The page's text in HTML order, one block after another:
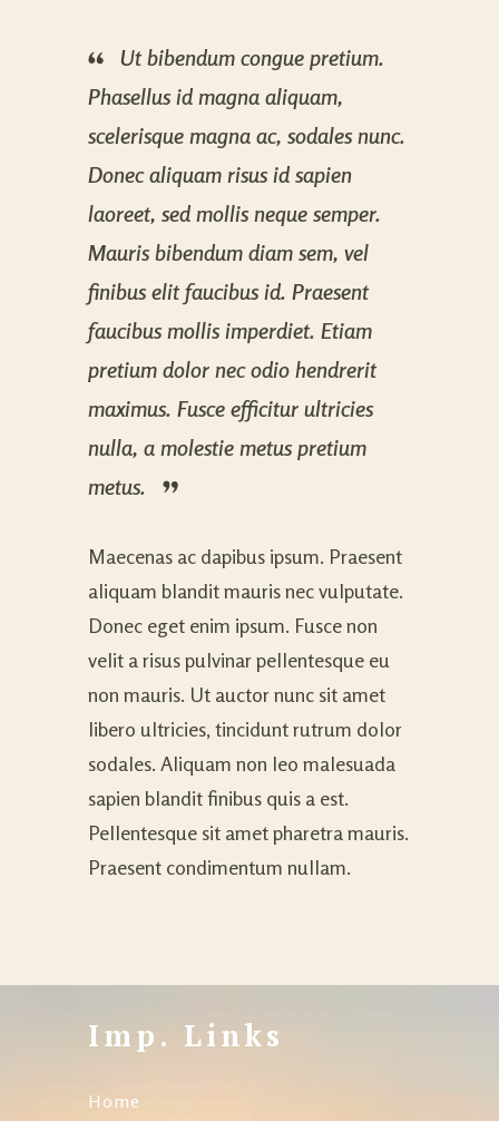
Ut bibendum congue pretium.
Phasellus id magna aliquam,
scelerisque magna ac, sodales nunc.
Donec aliquam risus id sapien
laoreet, sed mollis neque semper.
Mauris bibendum diam sem, vel
finibus elit faucibus id. Praesent
faucibus mollis imperdiet. Etiam
pretium dolor nec odio hendrerit
maximus. Fusce efficitur ultricies
nulla, a molestie metus pretium
metus.
Maecenas ac dapibus ipsum. Praesent
aliquam blandit mauris nec vulputate.
Donec eget enim ipsum. Fusce non
velit a risus pulvinar pellentesque eu
non mauris. Ut auctor nunc sit amet
libero ultricies, tincidunt rutrum dolor
sodales. Aliquam non leo malesuada
sapien blandit finibus quis a est.
Pellentesque sit amet pharetra mauris.
Praesent condimentum nullam.
Imp. Links
Home